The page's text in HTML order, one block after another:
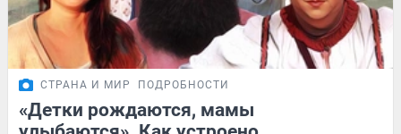
СТРАНА И МИР ПОДРОБНОСТИ
«Детки рождаются, мамы